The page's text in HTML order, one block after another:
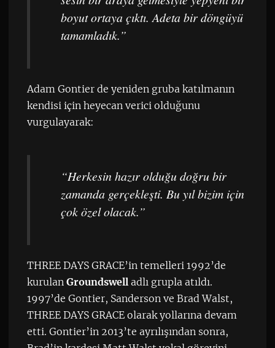
boyut ortaya çıktı. Adeta bir döngüyü
tamamladık.”
Adam Gontier de yeniden gruba katılmanın
kendisi için heyecan verici olduğunu
vurgulayarak:
“Herkesin hazır olduğu doğru bir
zamanda gerçekleşti. Bu yıl bizim için
çok özel olacak.”
THREE DAYS GRACE’in temelleri 1992’de
kurulan Groundswell adlı grupla atıldı.
1997’de Gontier, Sanderson ve Brad Walst,
THREE DAYS GRACE olarak yollarına devam
etti. Gontier’in 2013’te ayrılışından sonra,